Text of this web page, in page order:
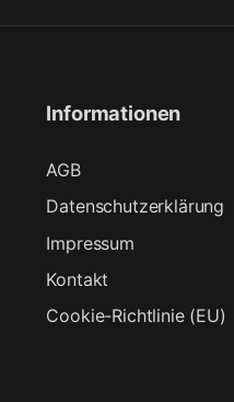
Informationen
AGB
Datenschutzerklärung
Impressum
Kontakt
Cookie-Richtlinie (EU)